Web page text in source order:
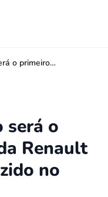
o primeiro…
será o
Renault
no